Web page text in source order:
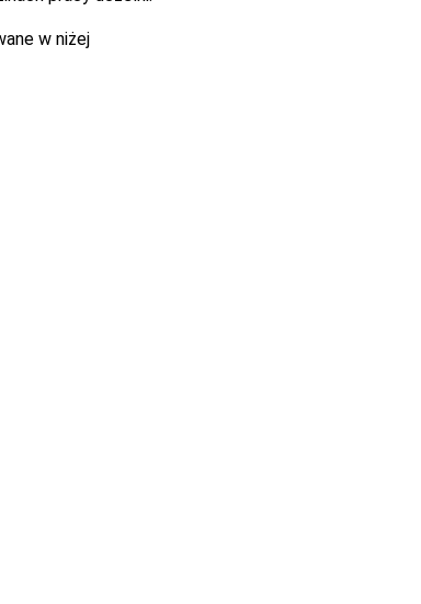
w niżej